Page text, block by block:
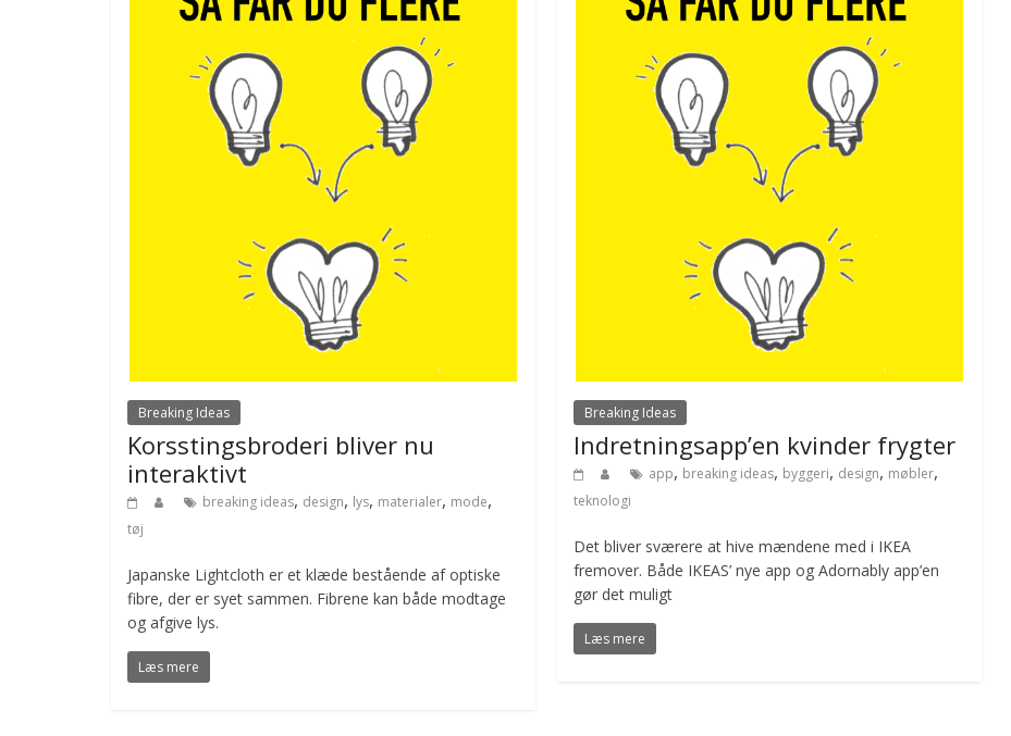
Breaking Ideas
Korsstingsbroderi bliver nu
interaktivt
breaking ideas, design, lys, materialer, mode,
tøj
Japanske Lightcloth er et klæde bestående af optiske
fibre, der er syet sammen. Fibrene kan både modtage
og afgive lys.
Læs mere
Breaking Ideas
Indretningsapp’en kvinder frygter
app, breaking ideas, byggeri, design, møbler,
teknologi
Det bliver sværere at hive mændene med i IKEA
fremover. Både IKEAS’ nye app og Adornably app’en
gør det muligt
Læs mere